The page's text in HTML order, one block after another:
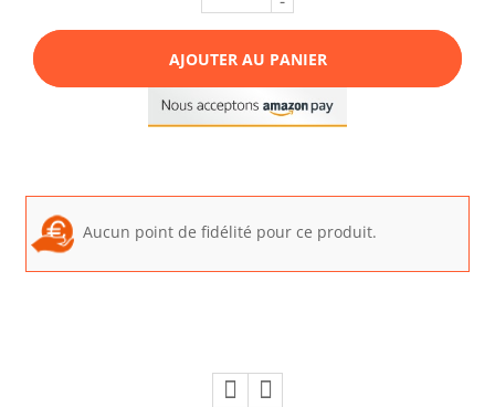
AJOUTER AU PANIER
Aucun point de fidélité pour ce produit.